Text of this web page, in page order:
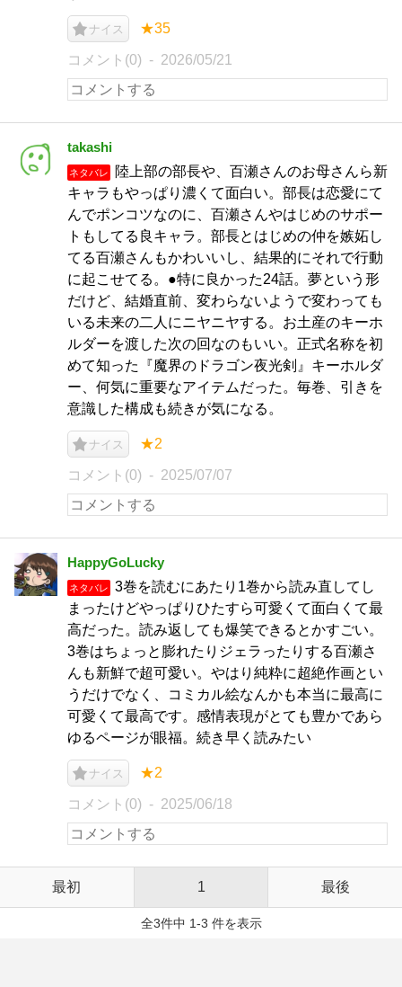
ナイス ★35
コメント(0) 2026/05/21
takashi
ネタバレ
陸上部の部長や、百瀬さんのお母さんら新
キャラもやっぱり濃くて面白い。部長は恋愛にて
んでポンコツなのに、百瀬さんやはじめのサポー
トもしてる良キャラ。部長とはじめの仲を嫉妬し
てる百瀬さんもかわいいし、結果的にそれで行動
に起こせてる。●特に良かった24話。夢という形
だけど、結婚直前、変わらないようで変わっても
いる未来の二人にニヤニヤする。お土産のキーホ
ルダーを渡した次の回なのもいい。正式名称を初
めて知った『魔界のドラゴン夜光剣』キーホルダ
ー、何気に重要なアイテムだった。毎巻、引きを
意識した構成も続きが気になる。
ナイス ★2
コメント(0) 2025/07/07
HappyGoLucky
ネタバレ
3巻を読むにあたり1巻から読み直してし
まったけどやっぱりひたすら可愛くて面白くて最
高だった。読み返しても爆笑できるとかすごい。
3巻はちょっと膨れたりジェラったりする百瀬さ
んも新鮮で超可愛い。やはり純粋に超絶作画とい
うだけでなく、コミカル絵なんかも本当に最高に
可愛くて最高です。感情表現がとても豊かであら
ゆるページが眼福。続き早く読みたい
ナイス ★2
コメント(0) 2025/06/18
最初 1 最後
全3件中 1-3 件を表示